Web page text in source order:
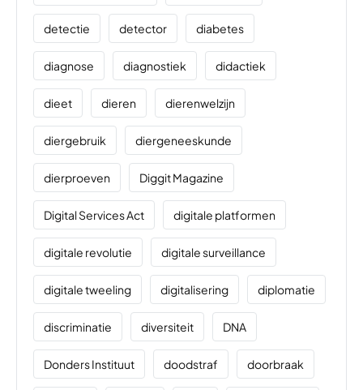
detectie detector diabetes
diagnose diagnostiek didactiek
dieet dieren dierenwelzijn
diergebruik diergeneeskunde
dierproeven Diggit Magazine
Digital Services Act digitale platformen
digitale revolutie digitale surveillance
digitale tweeling digitalisering diplomatie
discriminatie diversiteit DNA
Donders Instituut doodstraf doorbraak